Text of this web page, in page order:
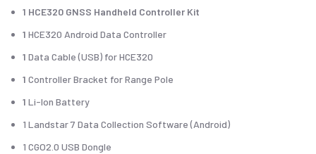
1 HCE320 GNSS Handheld Controller Kit
1 HCE320 Android Data Controller
1 Data Cable (USB) for HCE320
1 Controller Bracket for Range Pole
1 Li-Ion Battery
1 Landstar 7 Data Collection Software (Android)
1 CGO2.0 USB Dongle